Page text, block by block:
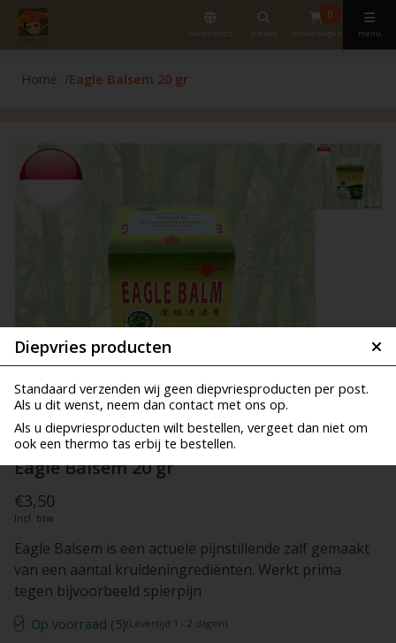
nederlands zoeken
0
winkelwagen menu
Diepvries producten
Standaard verzenden wij geen diepvriesproducten per post.
Als u dit wenst, neem dan contact met ons op.
Als u diepvriesproducten wilt bestellen, vergeet dan niet om
ook een thermo tas erbij te bestellen.
Home Eagle Balsem 20 gr
Eagle Balsem 20 gr
€3,50
Incl. btw
Eagle Balsem is een actuele pijnstillende zalf gemaakt
van een aantal kruideningrediënten. Werkt prima
tegen bijvoorbeeld spierpijn
Op voorraad (5)(Levertijd:1 - 2 dagen)